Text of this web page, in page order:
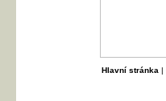
Hlavní stránka |